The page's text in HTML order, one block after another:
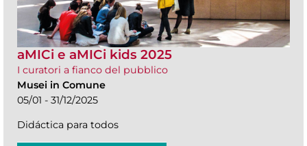
aMICi e aMICi kids 2025
I curatori a fianco del pubblico
Musei in Comune
05/01 - 31/12/2025
Didáctica para todos